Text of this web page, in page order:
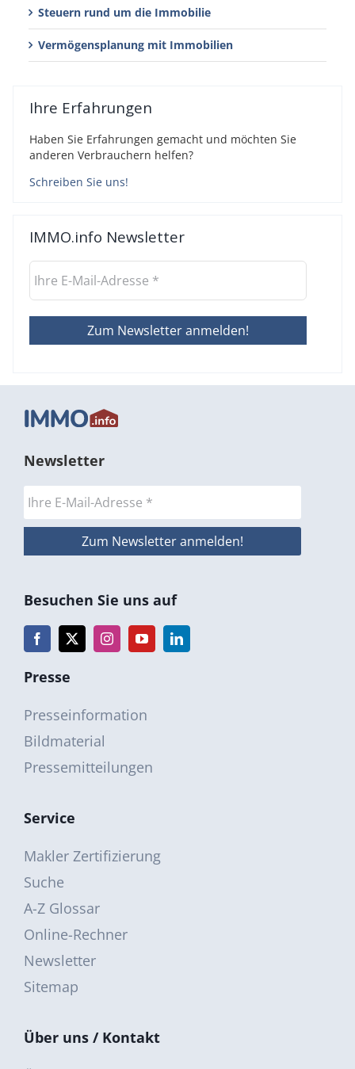
Steuern rund um die Immobilie
Vermögensplanung mit Immobilien
Ihre Erfahrungen
Haben Sie Erfahrungen gemacht und möchten Sie
anderen Verbrauchern helfen?
Schreiben Sie uns!
IMMO.info Newsletter
Newsletter
Besuchen Sie uns auf
Presse
Presseinformation
Bildmaterial
Pressemitteilungen
Service
Makler Zertifizierung
Suche
A-Z Glossar
Online-Rechner
Newsletter
Sitemap
Über uns / Kontakt